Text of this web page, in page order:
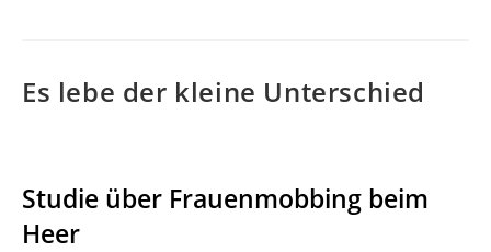
Es lebe der kleine Unterschied
Studie über Frauenmobbing beim
Heer